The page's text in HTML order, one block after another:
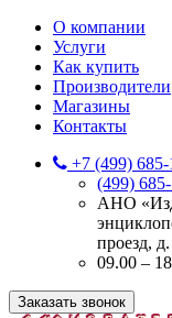
О компании
Услуги
Как купить
Производители
Магазины
Контакты
+7 (499)
(499)
АНО
проезд,
09.00 –
Заказать звонок